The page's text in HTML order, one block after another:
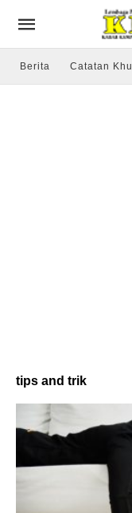
Berita Catatan
tips and trik